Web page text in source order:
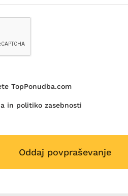
TopPonudba.com
in politiko zasebnosti
Oddaj povpraševanje